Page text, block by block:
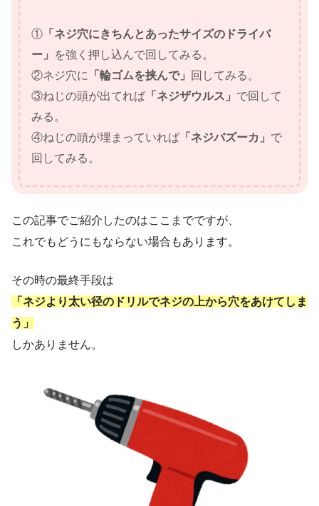
① 「ネジ穴にきちんとあったサイズのドライバ
ー」
を強く押し込んで回してみる。
②ネジ穴に
「輪ゴムを挟んで」
回してみる。
③ねじの頭が出てれば 「ネジザウルス」 で回して
みる。
④ねじの頭が埋まっていれば 「ネジバズーカ」 で
回してみる。
この記事でご紹介したのはここまでですが、
これでもどうにもならない場合もあります。
その時の最終手段は
「ネジより太い径のドリルでネジの上から穴をあけてしま
う」
しかありません。